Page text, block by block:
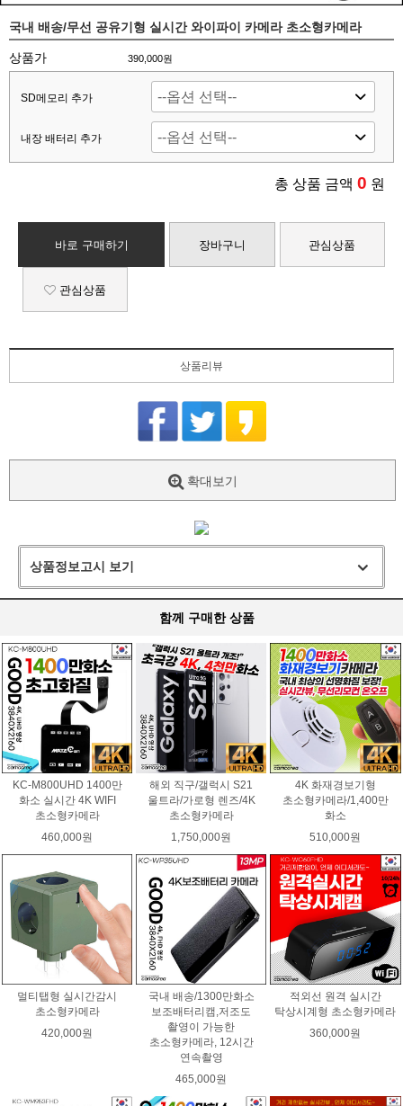
국내 배송/무선 공유기형 실시간 와이파이 카메라 초소형카메라
상품가 390,000원
SD메모리 추가
내장 배터리 추가
총 상품 금액 0 원
바로 구매하기 장바구니 관심상품
관심상품
상품리뷰
확대보기
상품정보고시 보기
함께 구매한 상품
KC-M800UHD 1400만
화소 실시간 4K WIFI
초소형카메라
460,000원
해외 직구/갤럭시 S21
울트라/가로형 렌즈/4K
초소형카메라
1,750,000원
4K 화재경보기형
초소형카메라/1,400만
화소
510,000원
멀티탭형 실시간감시
초소형카메라
420,000원
국내 배송/1300만화소
보조배터리캠,저조도
촬영이 가능한
초소형카메라, 12시간
연속촬영
465,000원
적외선 원격 실시간
탁상시계형 초소형카메라
360,000원